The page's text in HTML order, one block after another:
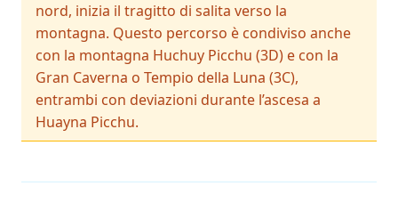
nord, inizia il tragitto di salita verso la
montagna. Questo percorso è condiviso anche
con la montagna Huchuy Picchu (3D) e con la
Gran Caverna o Tempio della Luna (3C),
entrambi con deviazioni durante l’ascesa a
Huayna Picchu.